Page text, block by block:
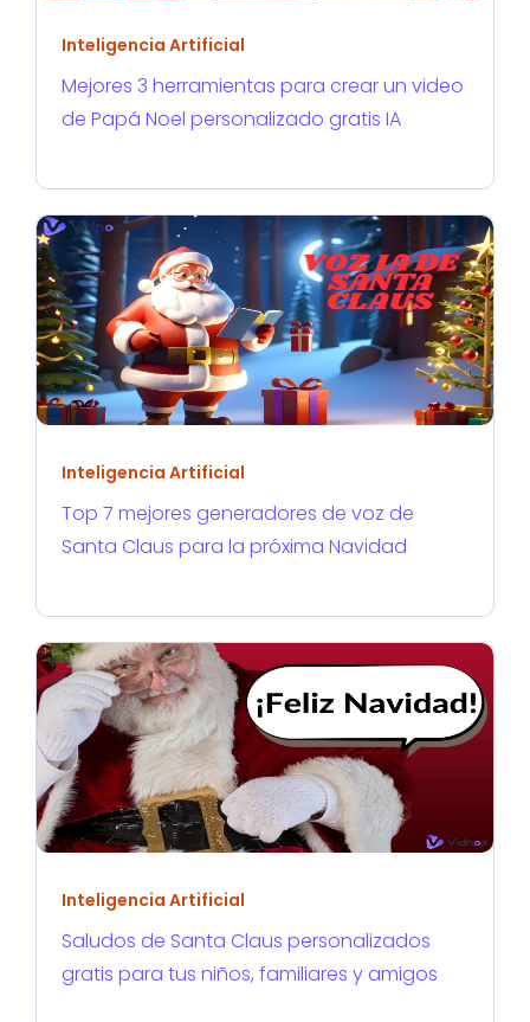
Inteligencia Artificial
Mejores 3 herramientas para crear un video
de Papá Noel personalizado gratis IA
Inteligencia Artificial
Top 7 mejores generadores de voz de
Santa Claus para la próxima Navidad
Inteligencia Artificial
Saludos de Santa Claus personalizados
gratis para tus niños, familiares y amigos